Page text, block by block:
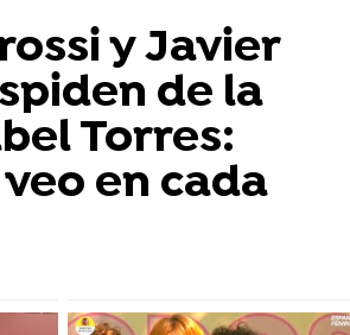
y Javier
de la
Torres:
en cada